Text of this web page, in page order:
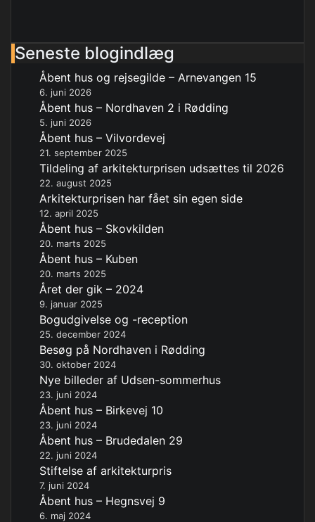
Seneste blogindlæg
Åbent hus og rejsegilde – Arnevangen 15
6. juni 2026
Åbent hus – Nordhaven 2 i Rødding
5. juni 2026
Åbent hus – Vilvordevej
21. september 2025
Tildeling af arkitekturprisen udsættes til 2026
22. august 2025
Arkitekturprisen har fået sin egen side
12. april 2025
Åbent hus – Skovkilden
20. marts 2025
Åbent hus – Kuben
20. marts 2025
Året der gik – 2024
9. januar 2025
Bogudgivelse og -reception
25. december 2024
Besøg på Nordhaven i Rødding
30. oktober 2024
Nye billeder af Udsen-sommerhus
23. juni 2024
Åbent hus – Birkevej 10
23. juni 2024
Åbent hus – Brudedalen 29
22. juni 2024
Stiftelse af arkitekturpris
7. juni 2024
Åbent hus – Hegnsvej 9
6. maj 2024